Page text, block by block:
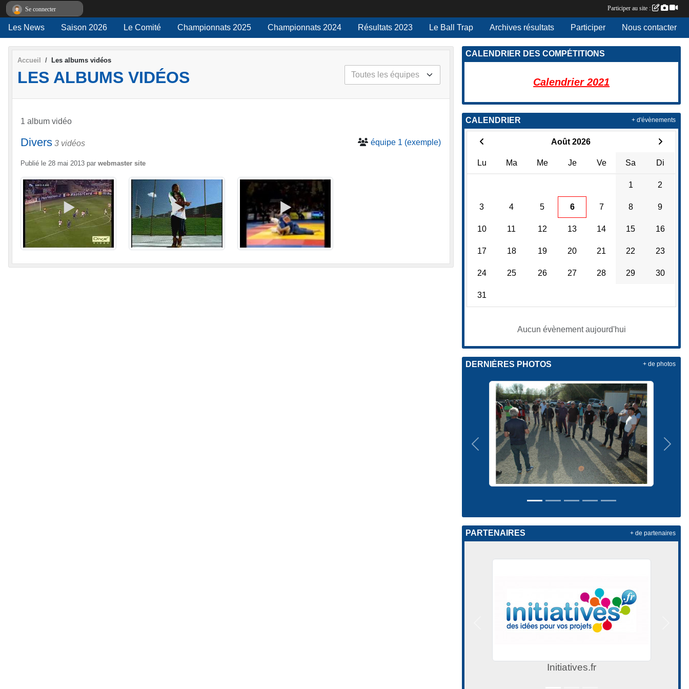
Les News Saison 2026 Le Comité Championnats 2025 Championnats 2024 Résultats 2023 Le Ball Trap Archives résultats Participer Nous contacter
Accueil Les albums vidéos
LES ALBUMS VIDÉOS
1 album vidéo
Divers 3 vidéos équipe 1 (exemple)
Publié le 28 mai 2013 par webmaster site
CALENDRIER DES COMPÉTITIONS
Calendrier 2021
CALENDRIER
Août 2026
Lu Ma Me Je Ve Sa Di
1 2
3 4 5 6 7 8 9
10 11 12 13 14 15 16
17 18 19 20 21 22 23
24 25 26 27 28 29 30
31
Aucun évènement aujourd'hui
+ d'évènements
DERNIÈRES PHOTOS
Précedent
+ de photos
PARTENAIRES
Initiatives.fr
Précedent
+ de partenaires
Se connecter Participer au site :
Panneau de gestion des cookies